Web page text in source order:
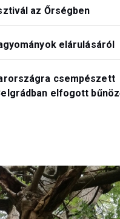
az Őrségben
elárulásáról
csempészett
elfogott